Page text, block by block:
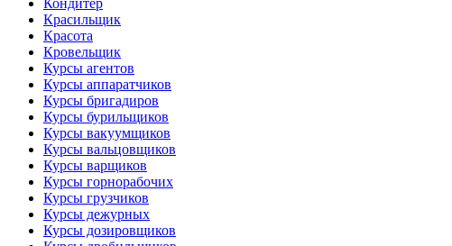
Кондитер
Красильщик
Красота
Кровельщик
Курсы агентов
Курсы аппаратчиков
Курсы бригадиров
Курсы бурильщиков
Курсы вакуумщиков
Курсы вальцовщиков
Курсы варщиков
Курсы горнорабочих
Курсы грузчиков
Курсы дежурных
Курсы дозировщиков